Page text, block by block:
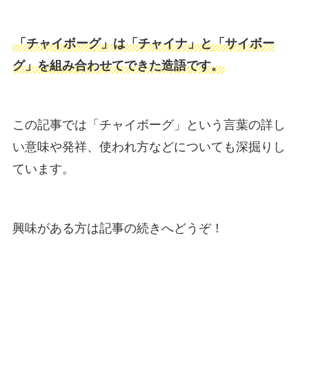
「チャイボーグ」は「チャイナ」と「サイボー
グ」を組み合わせてできた造語です。
この記事では「チャイボーグ」という言葉の詳し
い意味や発祥、使われ方などについても深掘りし
ています。
興味がある方は記事の続きへどうぞ！